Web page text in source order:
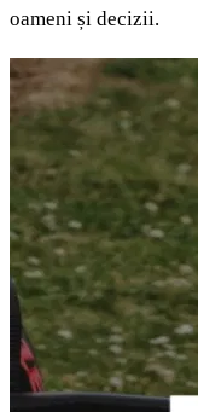
oameni și decizii.